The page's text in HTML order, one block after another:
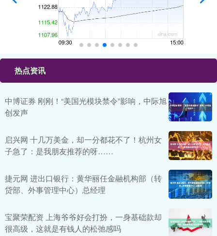
热点资讯
中博证券 刚刚！“美国光模块禁令”影响，中际旭
创发声
启兴网 十几万美金，却一分都花不了！杭州女
子急了：是我朋友推荐的呀……
捷元网 进出口银行：黄华丽任金融机构部（转
贷部、外事管理中心）总经理
宝聚荣配资 上海爷爷好会打扮，一身基础款却
很高级，这就是有钱人的松弛感吗